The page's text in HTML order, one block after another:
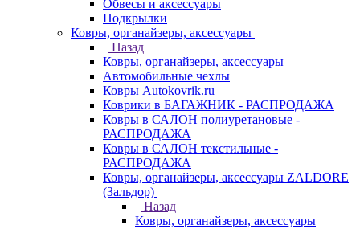
Обвесы и аксессуары
Подкрылки
Ковры, органайзеры, аксессуары
Назад
Ковры, органайзеры, аксессуары
Автомобильные чехлы
Ковры Autokovrik.ru
Коврики в БАГАЖНИК - РАСПРОДАЖА
Ковры в САЛОН полиуретановые -
РАСПРОДАЖА
Ковры в САЛОН текстильные -
РАСПРОДАЖА
Ковры, органайзеры, аксессуары ZALDORE
(Зальдор)
Назад
Ковры, органайзеры, аксессуары